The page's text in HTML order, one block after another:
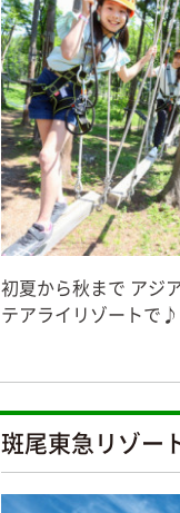
初夏から秋まで アジ
テアライリゾートで♪
斑尾東急リゾー